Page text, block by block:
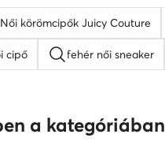
Női körömcipők Juicy Couture
cipő fehér női sneaker
Nine West női cipők
a kategóriában